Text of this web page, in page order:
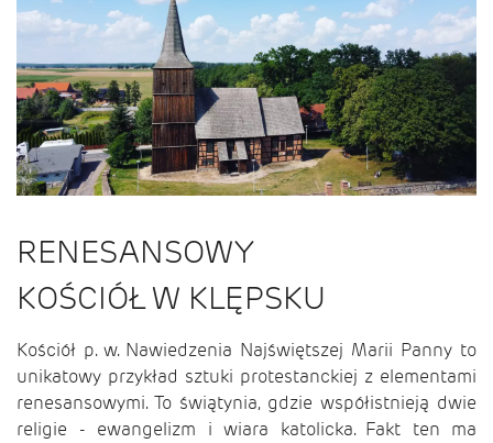
RENESANSOWY
KOŚCIÓŁ W KLĘPSKU
Kościół p. w. Nawiedzenia Najświętszej Marii Panny to
unikatowy przykład sztuki protestanckiej z elementami
renesansowymi. To świątynia, gdzie współistnieją dwie
religie - ewangelizm i wiara katolicka. Fakt ten ma